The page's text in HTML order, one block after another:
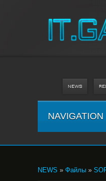
NEWS
NAVIGATION
NEWS » Файлы »